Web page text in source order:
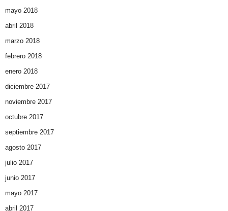
mayo 2018
abril 2018
marzo 2018
febrero 2018
enero 2018
diciembre 2017
noviembre 2017
octubre 2017
septiembre 2017
agosto 2017
julio 2017
junio 2017
mayo 2017
abril 2017